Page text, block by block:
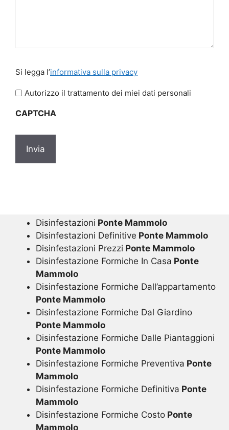
legga
l'informativa
privacy
Si legga l’informativa sulla privacy
Autorizzo il trattamento dei miei dati personali
CAPTCHA
Disinfestazioni Ponte Mammolo
Disinfestazioni Definitive Ponte Mammolo
Disinfestazioni Prezzi Ponte Mammolo
Disinfestazione Formiche In Casa Ponte
Mammolo
Disinfestazione Formiche Dall’appartamento
Ponte Mammolo
Disinfestazione Formiche Dal Giardino
Ponte Mammolo
Disinfestazione Formiche Dalle Piantaggioni
Ponte Mammolo
Disinfestazione Formiche Preventiva Ponte
Mammolo
Disinfestazione Formiche Definitiva Ponte
Mammolo
Disinfestazione Formiche Costo Ponte
Mammolo